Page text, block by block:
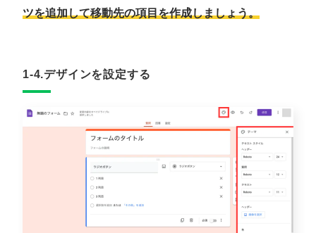
ツを追加して移動先の項目を作成しましょう。
1-4.デザインを設定する